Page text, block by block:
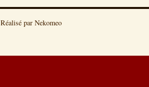
Réalisé par Nekomeo